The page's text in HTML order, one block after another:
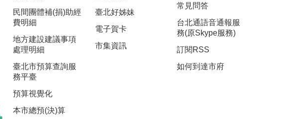
民間團體補(捐)助經
費明細
地方建設建議事項
處理明細
臺北市預算查詢服
務平臺
預算視覺化
本市總預(決)算
臺北好姊妹
電子賀卡
市集資訊
常見問答
台北通語音通報服
務(原Skype服務)
訂閱RSS
如何到達市府